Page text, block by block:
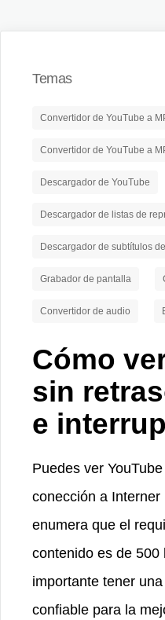
Temas
Convertidor de YouTube a
Convertidor de YouTube a
Descargador de YouTube
Descargador de listas de
Descargador de subtítulos
Grabador de pantalla
Convertidor de audio
Cómo
sin
e
Puedes ver
conección a Interner
enumera que el
contenido es de 500
importante tener
confiable para la